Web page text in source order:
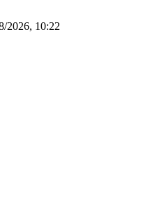
2026, 10:22